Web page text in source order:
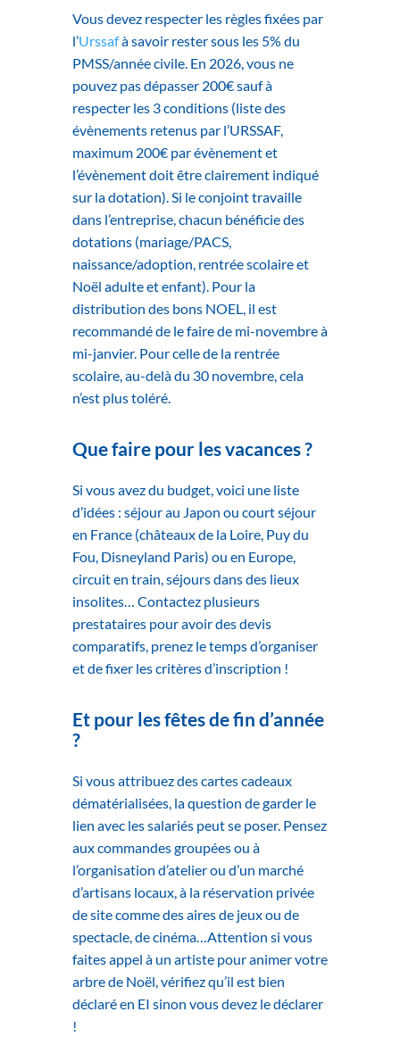
Vous devez respecter les règles fixées par
l’Urssafà savoir rester sous les 5% du
PMSS/année civile. En 2026, vous ne
pouvez pas dépasser 200€ sauf à
respecter les 3 conditions (liste des
évènements retenus par l’URSSAF,
maximum 200€ par évènement et
l’évènement doit être clairement indiqué
sur la dotation). Si le conjoint travaille
dans l’entreprise, chacun bénéficie des
dotations (mariage/PACS,
naissance/adoption, rentrée scolaire et
Noël adulte et enfant). Pour la
distribution des bons NOEL, il est
recommandé de le faire de mi-novembre à
mi-janvier. Pour celle de la rentrée
scolaire, au-delà du 30 novembre, cela
n’est plus toléré.
Que faire pour les vacances ?
Si vous avez du budget, voici une liste
d’idées : séjour au Japon ou court séjour
en France (châteaux de la Loire, Puy du
Fou, Disneyland Paris) ou en Europe,
circuit en train, séjours dans des lieux
insolites… Contactez plusieurs
prestataires pour avoir des devis
comparatifs, prenez le temps d’organiser
et de fixer les critères d’inscription !
Et pour les fêtes de fin d’année
?
Si vous attribuez des cartes cadeaux
dématérialisées, la question de garder le
lien avec les salariés peut se poser. Pensez
aux commandes groupées ou à
l’organisation d’atelier ou d’un marché
d’artisans locaux, à la réservation privée
de site comme des aires de jeux ou de
spectacle, de cinéma…Attention si vous
faites appel à un artiste pour animer votre
arbre de Noël, vérifiez qu’il est bien
déclaré en EI sinon vous devez le déclarer
!